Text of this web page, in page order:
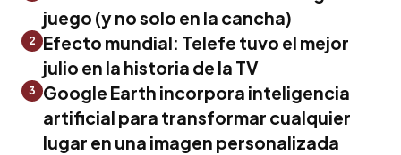
juego (y no solo en la cancha)
2
Efecto mundial: Telefe tuvo el mejor
julio en la historia de la TV
3
Google Earth incorpora inteligencia
artificial para transformar cualquier
lugar en una imagen personalizada